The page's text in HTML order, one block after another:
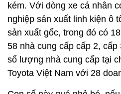
kém. Với dòng xe cá nhân
nghiệp sản xuất linh kiện ô
sản xuất gốc, trong đó có
58 nhà cung cấp cấp 2,
số lượng nhà cung cấp tại
Toyota Việt Nam với 28